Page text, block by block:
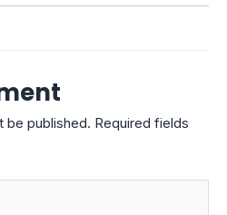
be published. Required fields